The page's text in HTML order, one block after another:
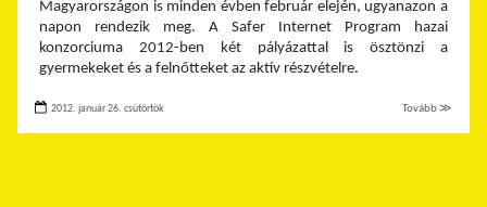
Magyarországon is minden évben február elején, ugyanazon a
napon rendezik meg. A Safer Internet Program hazai
konzorciuma 2012-ben két pályázattal is ösztönzi a
gyermekeket és a felnőtteket az aktív részvételre.
2012. január 26. csütörtök Tovább ≫